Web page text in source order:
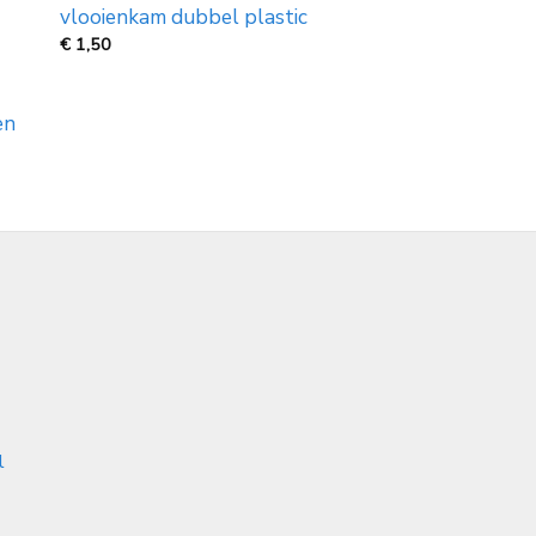
vlooienkam dubbel plastic
€ 1,50